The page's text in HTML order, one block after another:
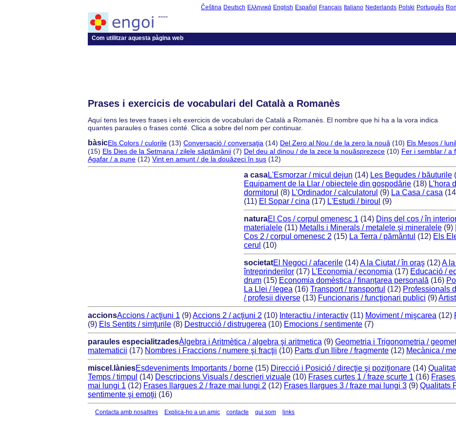
Čeština Deutsch Ελληνικά English Español Français Italiano Nederlands Polski Português
----
Com utilitzar aquesta pàgina web
Prases i exercicis de vocabulari del Català a Romanès
Aquí tens les teves frases i els exercicis de vocabulari de Català a Romanès. El nombre que hi ha a la vora indica
quantes paraules o frases conté. Clica a sobre del nom per continuar.
bàsicEls Colors / culorile (13) Conversació / conversaţia (14) Del Zero al Nou / de la zero la nouă (10) Els Mesos /
(15) Els Dies de la Setmana / zilele săptămânii (7) Del deu al dinou / de la zece la nouăsprezece (10) Fer i semblar / a
Agafar / a pune (12) Vint en amunt / de la douăzeci în sus (12)
a casaL'Esmorzar / micul dejun (14) Les Begudes / băuturile
Equipament de la Llar / obiectele din gospodărie (18) L'hora
dormitorul (8) L'Ordinador / calculatorul (9) La Casa / casa
(11) El Sopar / cina (17) L'Estudi / biroul (9)
naturaEl Cos / corpul omenesc 1 (14) Dins del cos / în
materialele (11) Metalls i Minerals / metalele şi mineralele (9)
Cos 2 / corpul omenesc 2 (15) La Terra / pământul (12) Els
cerul (10)
societatEl Negoci / afacerile (14)A la Ciutat / în oraş (12)A
întreprinderilor (17) L'Economia / economia (17) Educació /
drum (15) Economia domèstica / finanţarea personală (16)
La Llei / legea (16) Transport / transportul (12) Professionals
/ profesii diverse (13) Funcionaris / funcţionari publici (9)
accionsAccions / acţiuni 1 (9)Accions 2 / acţiuni 2 (10) Interactiu / interactiv (11) Moviment / mişcarea (12)
(9) Els Sentits / simţurile (8) Destrucció / distrugerea (10) Emocions / sentimente (7)
paraules especialitzadesÀlgebra i Aritmètica / algebra şi aritmetica (9) Geometria i Trigonometria /
matematicii (17) Nombres i Fraccions / numere şi fracţii (10) Parts d'un llibre / fragmente (12) Mecànica /
miscel.làniesEsdeveniments Importants / borne (15) Direcció i Posició / direcţie şi poziţionare (14)
Temps / timpul (14) Descripcions Visuals / descrieri vizuale (10) Frases curtes 1 / fraze scurte 1 (16)
mai lungi 1 (12) Frases llargues 2 / fraze mai lungi 2 (12) Frases llargues 3 / fraze mai lungi 3 (9) Qualitats
sentimente şi emoţii (16)
Contacta amb nosaltres Explica-ho a un amic contacte qui som links